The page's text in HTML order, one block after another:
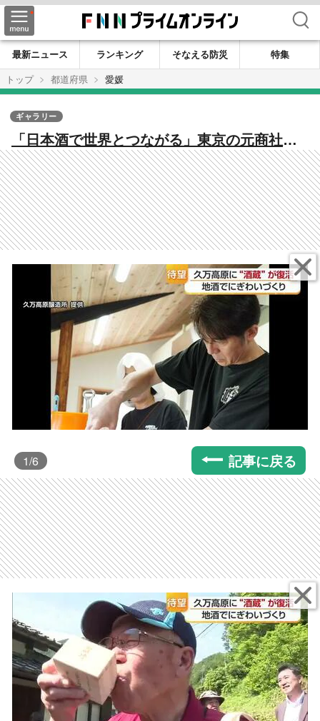
検索
最新ニュース ランキング そなえる防災
特集
トップ
都道府県 愛媛
「日本酒で世界とつながる」東京の元商社マ
ンが山間のまちで酒造りに挑む理由【愛媛
発】
ギャラリー
1/6 記事に戻る